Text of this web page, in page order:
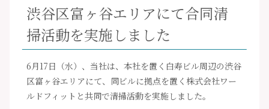
採用サイト
ニュースリリース
お問い合わせ
渋谷区富ヶ谷エリアにて合同清
掃活動を実施しました
6月17日（水）、当社は、本社を置く白寿ビル周辺の渋谷
区富ヶ谷エリアにて、同ビルに拠点を置く株式会社ワー
ルドフィットと共同で清掃活動を実施しました。